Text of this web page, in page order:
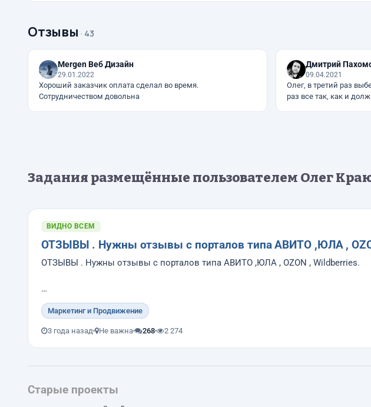
Отзывы · 43
Mergen Веб Дизайн
29.01.2022
Хороший заказчик оплата сделал во время.
Сотрудничеством довольна
Дмитрий
09.04.2021
Олег, в третий раз
раз все так, как и
Задания размещённые пользователем Олег
ВИДНО ВСЕМ
ОТЗЫВЫ . Нужны отзывы с порталов типа АВИТО ,ЮЛА ,
ОТЗЫВЫ . Нужны отзывы с порталов типа АВИТО ,ЮЛА , OZON , Wildberries.
Нужны хорошие положительные ОТЗЫВЫ с обязательной регистрацией на
Отзыв должен пройти модерацию .
Оплата за отзыв проводится после ее появления на портале .
Маркетинг и Продвижение
3 года назад Не важна 268 2 274
Старые проекты